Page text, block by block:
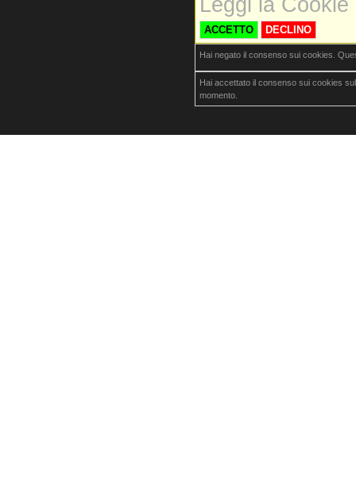
Leggi la Cookie
ACCETTO DECLINO
Hai negato il consenso sui cookies.
Hai accettato il consenso sui cookies
momento.